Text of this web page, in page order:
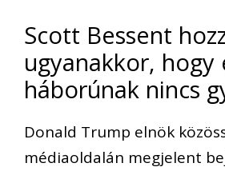
Scott Bessent
ugyanakkor, hogy
háborúnak nincs
Donald Trump elnök
médiaoldalán megjelent